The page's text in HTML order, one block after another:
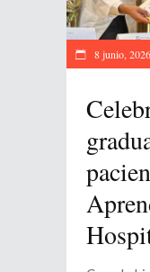
8 junio, 2026